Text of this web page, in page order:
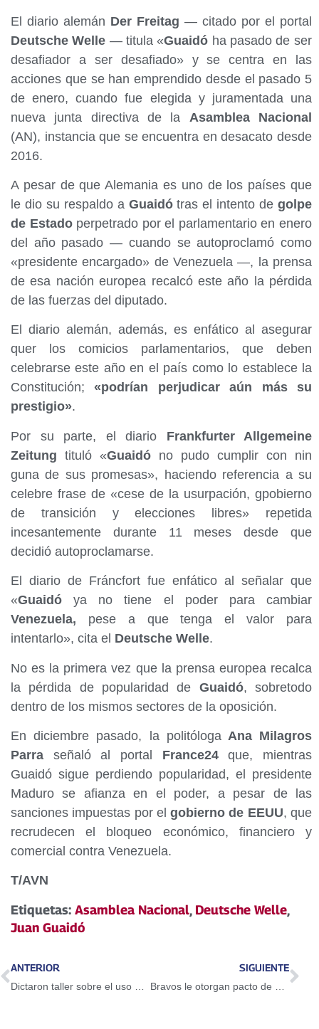
El diario alemán Der Freitag — citado por el portal
Deutsche Welle — titula «Guaidó ha pasado de ser
desafiador a ser desafiado» y se centra en las
acciones que se han emprendido desde el pasado 5
de enero, cuando fue elegida y juramentada una
nueva junta directiva de la Asamblea Nacional
(AN), instancia que se encuentra en desacato desde
2016.
A pesar de que Alemania es uno de los países que
le dio su respaldo a Guaidótras el intento de golpe
de Estadoperpetrado por el parlamentario en enero
del año pasado — cuando se autoproclamó como
«presidente encargado» de Venezuela —, la prensa
de esa nación europea recalcó este año la pérdida
de las fuerzas del diputado.
El diario alemán, además, es enfático al asegurar
quer los comicios parlamentarios, que deben
celebrarse este año en el país como lo establece la
Constitución; «podrían perjudicar aún más su
prestigio».
Por su parte, el diario Frankfurter Allgemeine
Zeitung tituló «Guaidó no pudo cumplir con nin
guna de sus promesas», haciendo referencia a su
celebre frase de «cese de la usurpación, gpobierno
de transición y elecciones libres» repetida
incesantemente durante 11 meses desde que
decidió autoproclamarse.
El diario de Fráncfort fue enfático al señalar que
«Guaidó ya no tiene el poder para cambiar
Venezuela, pese a que tenga el valor para
intentarlo», cita el Deutsche Welle.
No es la primera vez que la prensa europea recalca
la pérdida de popularidad de Guaidó, sobretodo
dentro de los mismos sectores de la oposición.
En diciembre pasado, la politólogaAna Milagros
Parra señaló al portal France24que, mientras
Guaidó sigue perdiendo popularidad, el presidente
Maduro se afianza en el poder, a pesar de las
sanciones impuestas por elgobierno de EEUU, que
recrudecen el bloqueo económico, financiero y
comercial contra Venezuela.
T/AVN
Etiquetas: Asamblea Nacional, Deutsche Welle,
Juan Guaidó
ANTERIOR SIGUIENTE